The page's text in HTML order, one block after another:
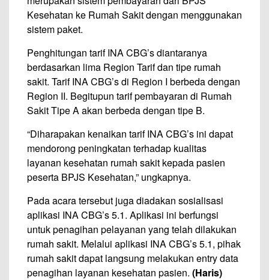
Kesehatan ke Rumah Sakit dengan menggunakan
sistem paket.
Penghitungan tarif INA CBG’s diantaranya
berdasarkan lima Region Tarif dan tipe rumah
sakit. Tarif INA CBG’s di Region I berbeda dengan
Region II. Begitupun tarif pembayaran di Rumah
Sakit Tipe A akan berbeda dengan tipe B.
“Diharapakan kenaikan tarif INA CBG’s ini dapat
mendorong peningkatan terhadap kualitas
layanan kesehatan rumah sakit kepada pasien
peserta BPJS Kesehatan,” ungkapnya.
Pada acara tersebut juga diadakan sosialisasi
aplikasi INA CBG’s 5.1. Aplikasi ini berfungsi
untuk penagihan pelayanan yang telah dilakukan
rumah sakit. Melalui aplikasi INA CBG’s 5.1, pihak
rumah sakit dapat langsung melakukan entry data
penagihan layanan kesehatan pasien. (Haris)